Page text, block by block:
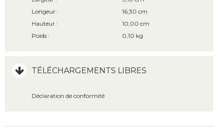
Longeur :
16,30 cm
Hauteur :
10,00 cm
Poids :
0,10 kg
TÉLÉCHARGEMENTS LIBRES
Déclaration de conformité